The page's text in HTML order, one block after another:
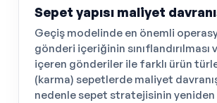
Sepet yapısı maliyet
Geçiş modelinde en önemli
gönderi içeriğinin sınıflandırılması
içeren gönderiler ile farklı ürün
(karma) sepetlerde maliyet
nedenle sepet stratejisinin